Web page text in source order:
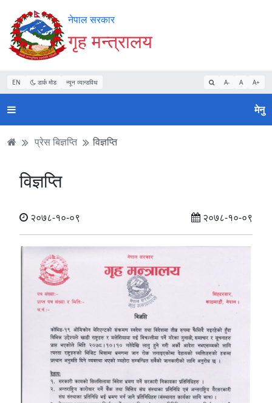
Accessibility
Mode
सुरु
गर्नुहोस्
सामाग्री
पढ्नुहाेस्
नेभिगेसन
पढ्नुहाेस्
वेबसाइट
खोजमा
जानुहोस्
नेपाल सरकार
गृह मन्त्रालय
EN डार्क मोड न्यून व्यान्डविथ A- A A+
मेनु
प्रेस बिज्ञप्ति विज्ञप्ति
विज्ञप्ति
२०७८-१०-०९ २०७८-१०-०९